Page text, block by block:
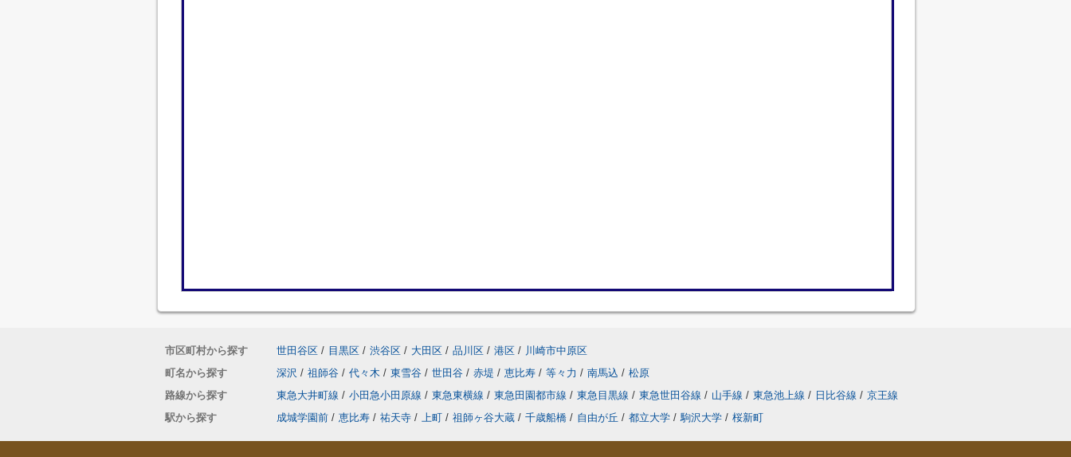
市区町村から探す 世田谷区 / 目黒区 / 渋谷区 / 大田区 / 品川区 / 港区 / 川崎市中原区
町名から探す
深沢 / 祖師谷 / 代々木 / 東雪谷 / 世田谷 / 赤堤 / 恵比寿 / 等々力 / 南馬込 / 松原
路線から探す
東急大井町線 / 小田急小田原線 / 東急東横線 / 東急田園都市線 / 東急目黒線 / 東急世田谷線 / 山手線 / 東急池上線 / 日比谷線 / 京王線
駅から探す
成城学園前 / 恵比寿 / 祐天寺 / 上町 / 祖師ヶ谷大蔵 / 千歳船橋 / 自由が丘 / 都立大学 / 駒沢大学 / 桜新町